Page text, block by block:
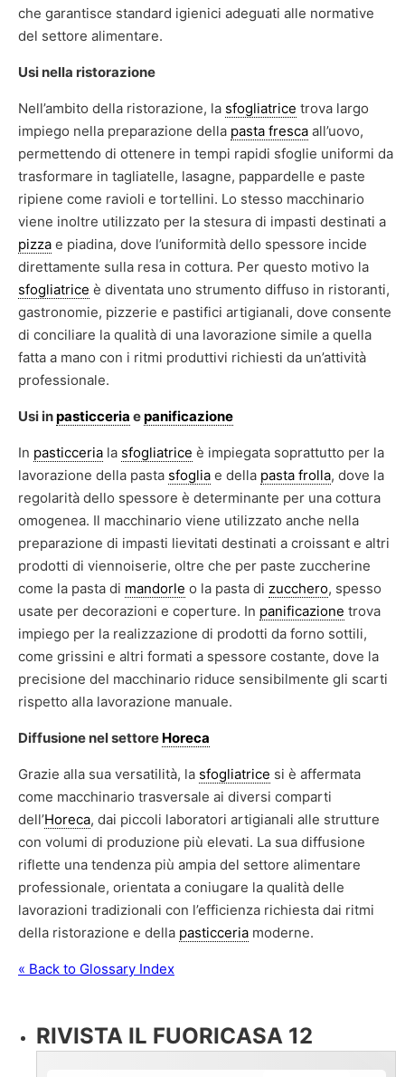
che garantisce standard igienici adeguati alle normative
del settore alimentare.
Usi nella ristorazione
Nell’ambito della ristorazione, la sfogliatrice trova largo
impiego nella preparazione della pasta fresca all’uovo,
permettendo di ottenere in tempi rapidi sfoglie uniformi da
trasformare in tagliatelle, lasagne, pappardelle e paste
ripiene come ravioli e tortellini. Lo stesso macchinario
viene inoltre utilizzato per la stesura di impasti destinati a
pizza e piadina, dove l’uniformità dello spessore incide
direttamente sulla resa in cottura. Per questo motivo la
sfogliatrice è diventata uno strumento diffuso in ristoranti,
gastronomie, pizzerie e pastifici artigianali, dove consente
di conciliare la qualità di una lavorazione simile a quella
fatta a mano con i ritmi produttivi richiesti da un’attività
professionale.
Usi inpasticceria epanificazione
In pasticceria la sfogliatrice è impiegata soprattutto per la
lavorazione della pasta sfoglia e della pasta frolla, dove la
regolarità dello spessore è determinante per una cottura
omogenea. Il macchinario viene utilizzato anche nella
preparazione di impasti lievitati destinati a croissant e altri
prodotti di viennoiserie, oltre che per paste zuccherine
come la pasta di mandorle o la pasta di zucchero, spesso
usate per decorazioni e coperture. In panificazione trova
impiego per la realizzazione di prodotti da forno sottili,
come grissini e altri formati a spessore costante, dove la
precisione del macchinario riduce sensibilmente gli scarti
rispetto alla lavorazione manuale.
Diffusione nel settore Horeca
Grazie alla sua versatilità, la sfogliatrice si è affermata
come macchinario trasversale ai diversi comparti
dell’Horeca, dai piccoli laboratori artigianali alle strutture
con volumi di produzione più elevati. La sua diffusione
riflette una tendenza più ampia del settore alimentare
professionale, orientata a coniugare la qualità delle
lavorazioni tradizionali con l’efficienza richiesta dai ritmi
della ristorazione e della pasticceria moderne.
« Back to Glossary Index
RIVISTA IL FUORICASA 12